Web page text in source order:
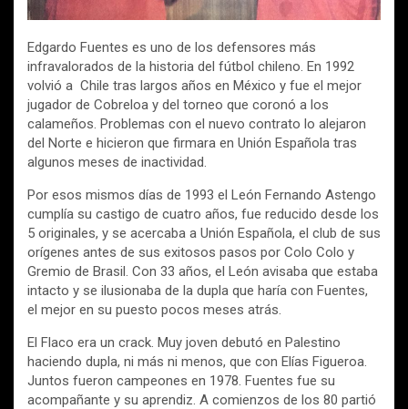
Edgardo Fuentes es uno de los defensores más
infravalorados de la historia del fútbol chileno. En 1992
volvió a Chile tras largos años en México y fue el mejor
jugador de Cobreloa y del torneo que coronó a los
calameños. Problemas con el nuevo contrato lo alejaron
del Norte e hicieron que firmara en Unión Española tras
algunos meses de inactividad.
Por esos mismos días de 1993 el León Fernando Astengo
cumplía su castigo de cuatro años, fue reducido desde los
5 originales, y se acercaba a Unión Española, el club de sus
orígenes antes de sus exitosos pasos por Colo Colo y
Gremio de Brasil. Con 33 años, el León avisaba que estaba
intacto y se ilusionaba de la dupla que haría con Fuentes,
el mejor en su puesto pocos meses atrás.
El Flaco era un crack. Muy joven debutó en Palestino
haciendo dupla, ni más ni menos, que con Elías Figueroa.
Juntos fueron campeones en 1978. Fuentes fue su
acompañante y su aprendiz. A comienzos de los 80 partió